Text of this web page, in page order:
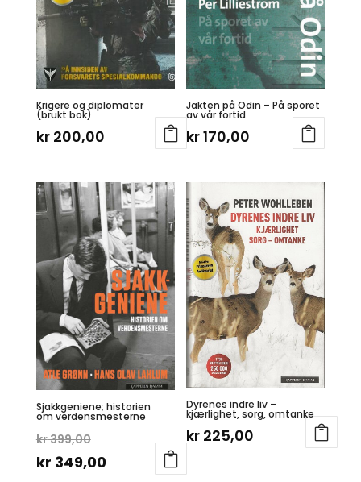
Krigere og diplomater
(brukt bok)
kr200,00
Jakten på Odin – På sporet
av vår fortid
kr170,00
Sjakkgeniene; historien
om verdensmesterne
kr399,00
Opprinnelig
pris
kr 349,00Nåværende
Dyrenes indre liv –
kjærlighet, sorg, omtanke
kr 225,00